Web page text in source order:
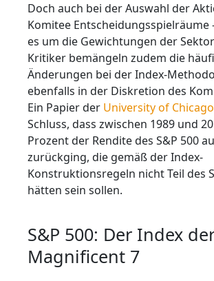
Doch auch bei der Auswahl der
Komitee Entscheidungsspielräume
es um die Gewichtungen der
Kritiker bemängeln zudem die
Änderungen bei der Index-
ebenfalls in der Diskretion des
Ein Papier der University of Chicago
Schluss, dass zwischen 1989 und
Prozent der Rendite des S&P 500
zurückging, die gemäß der Index-
Konstruktionsregeln nicht Teil des
hätten sein sollen.
S&P 500: Der Index
Magnificent 7